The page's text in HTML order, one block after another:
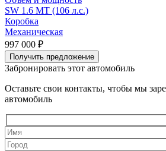
SW 1.6 MT (106 л.с.)
Коробка
Механическая
997 000 ₽
Получить предложение
Забронировать этот автомобиль
Оставьте свои контакты, чтобы мы
автомобиль